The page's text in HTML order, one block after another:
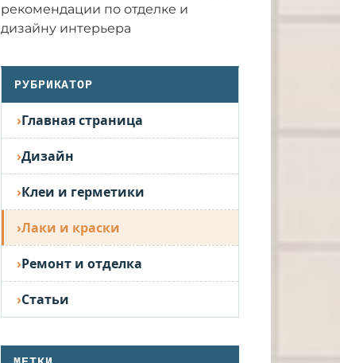
рекомендации по отделке и
дизайну интерьера
РУБРИКАТОР
Главная страница
Дизайн
Клеи и герметики
Лаки и краски
Ремонт и отделка
Статьи